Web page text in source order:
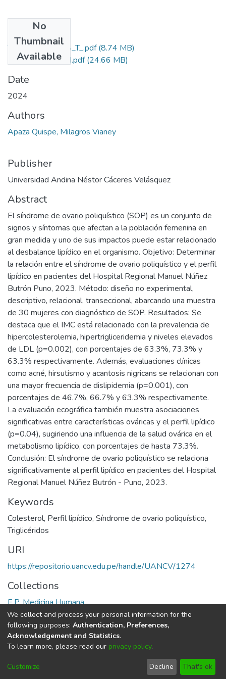
No
Thumbnail
Available
T036_71411018_T_.pdf(8.74 MB)
Grado de Similitud.pdf(24.66 MB)
Date
2024
Authors
Apaza Quispe, Milagros Vianey
Publisher
Universidad Andina Néstor Cáceres Velásquez
Abstract
El síndrome de ovario poliquístico (SOP) es un conjunto de
signos y síntomas que afectan a la población femenina en
gran medida y uno de sus impactos puede estar relacionado
al desbalance lipídico en el organismo. Objetivo: Determinar
la relación entre el síndrome de ovario poliquístico y el perfil
lipídico en pacientes del Hospital Regional Manuel Núñez
Butrón Puno, 2023. Método: diseño no experimental,
descriptivo, relacional, transeccional, abarcando una muestra
de 30 mujeres con diagnóstico de SOP. Resultados: Se
destaca que el IMC está relacionado con la prevalencia de
hipercolesterolemia, hipertrigliceridemia y niveles elevados
de LDL (p=0.002), con porcentajes de 63.3%, 73.3% y
63.3% respectivamente. Además, evaluaciones clínicas
como acné, hirsutismo y acantosis nigricans se relacionan con
una mayor frecuencia de dislipidemia (p=0.001), con
porcentajes de 46.7%, 66.7% y 63.3% respectivamente.
La evaluación ecográfica también muestra asociaciones
significativas entre características ováricas y el perfil lipídico
(p=0.04), sugiriendo una influencia de la salud ovárica en el
metabolismo lipídico, con porcentajes de hasta 73.3%.
Conclusión: El síndrome de ovario poliquístico se relaciona
significativamente al perfil lipídico en pacientes del Hospital
Regional Manuel Núñez Butrón - Puno, 2023.
Keywords
Colesterol, Perfil lipídico, Síndrome de ovario poliquístico,
Triglicéridos
URI
https://repositorio.uancv.edu.pe/handle/UANCV/1274
Collections
E.P. Medicina Humana
Full item page
DSpace softwarecopyright © 2002-2026
Cookie
End User
Agreement
Send
Feedback
We collect and process your personal information for the
following purposes: Authentication, Preferences,
Acknowledgement and Statistics.
To learn more, please read our privacy policy.
Customize Decline That's ok